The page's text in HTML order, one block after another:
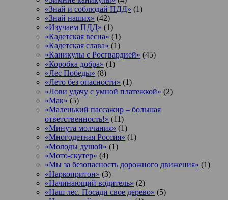
«Знай и соблюдай ПДД» (1)
«Знай наших» (42)
«Изучаем ПДД» (1)
«Кадетская весна» (1)
«Кадетская слава» (1)
«Каникулы с Росгвардией» (45)
«Коробка добра» (1)
«Лес Победы» (8)
«Лето без опасности» (1)
«Лови удачу с умной платежкой» (2)
«Мак» (5)
«Маленький пассажир – большая
ответственность!» (11)
«Минута молчания» (1)
«Многодетная Россия» (1)
«Молоды душой» (1)
«Мото-скутер» (4)
«Мы за безопасность дорожного движения» (1)
«Наркопритон» (3)
«Начинающий водитель» (2)
«Наш лес. Посади свое дерево» (5)